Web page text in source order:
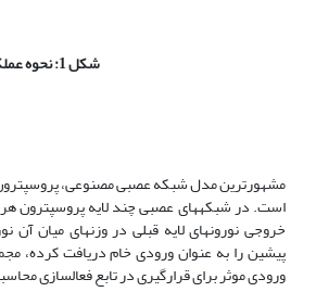
شکل 1: نحوه عملکرد شبکه­های عصبی
مشهورترین مدل شبکه عصبی مصنوعی،
است. در شبکه­های عصبی چند لایه پروسپترون
خروجی نورون­های لایه قبلی در وزن­های میان آن
پیشین را به عنوان ورودی خام دریافت کرده،
ورودی موثر برای قرارگیری در تابع فعال­سازی